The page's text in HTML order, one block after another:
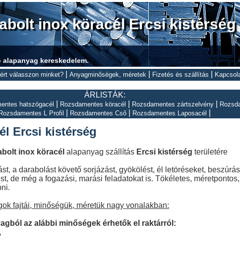
inox köracél Ercsi kistérség
kereskedelem.
válasszon minket?| Anyagminőségek, méretek Fizetés és szállítás
ÁRLISTÁK:
hatszögacél Rozsdamentes köracél Rozsdamentes zártszelvény
Rozsdamentes L Profil Rozsdamentes Cső Rozsdamentes Laposacél
Ercsi kistérség
inox köracél alapanyag szállítás Ercsi kistérség területére
a darabolást követő sorjázást, gyökölést, él letöréseket,
de még a fogazási, marási feladatokat is. Tökéletes,
fajtái, minőségük, méretük nagy vonalakban:
az alábbi minőségek érhetők el raktárról: